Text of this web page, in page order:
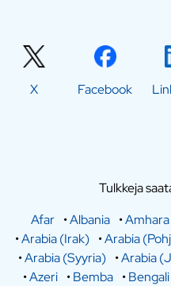
X Facebook
Tulkkeja
Afar •Albania •Amhara
•Arabia (Irak) •Arabia
•Arabia (Syyria) •Arabia
•Azeri •Bemba •Bengali